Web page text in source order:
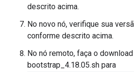
descrito acima.
No novo nó, verifique sua
conforme descrito acima.
No nó remoto, faça o
bootstrap_4.18.05.sh para